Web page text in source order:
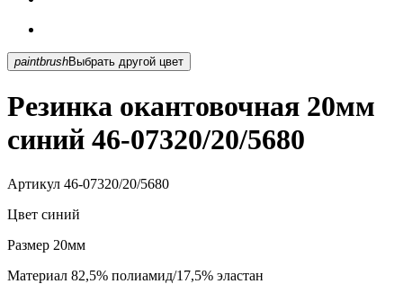
paintbrush Выбрать другой цвет
Резинка окантовочная 20мм
синий 46-07320/20/5680
Артикул 46-07320/20/5680
Цвет синий
Размер 20мм
Материал 82,5% полиамид/17,5% эластан